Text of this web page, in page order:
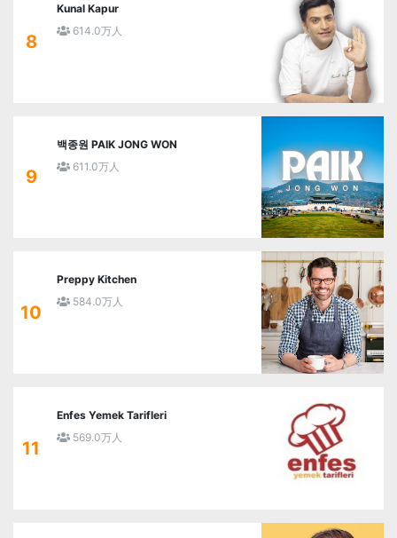
8
Kunal Kapur
614.0万人
9
백종원 PAIK JONG WON
611.0万人
10
Preppy Kitchen
584.0万人
11
Enfes Yemek Tarifleri
569.0万人